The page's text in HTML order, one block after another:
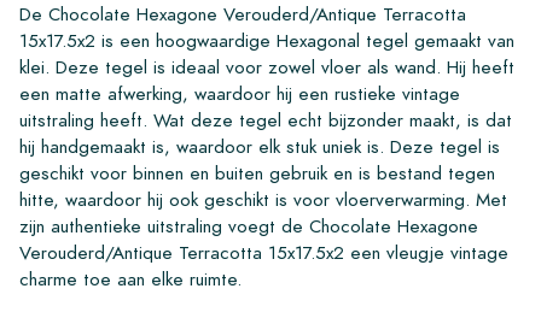
De Chocolate Hexagone Verouderd/Antique Terracotta
15x17.5x2 is een hoogwaardige Hexagonal tegel gemaakt van
klei. Deze tegel is ideaal voor zowel vloer als wand. Hij heeft
een matte afwerking, waardoor hij een rustieke vintage
uitstraling heeft. Wat deze tegel echt bijzonder maakt, is dat
hij handgemaakt is, waardoor elk stuk uniek is. Deze tegel is
geschikt voor binnen en buiten gebruik en is bestand tegen
hitte, waardoor hij ook geschikt is voor vloerverwarming. Met
zijn authentieke uitstraling voegt de Chocolate Hexagone
Verouderd/Antique Terracotta 15x17.5x2 een vleugje vintage
charme toe aan elke ruimte.